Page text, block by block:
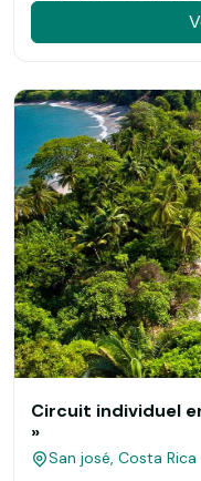
Circuit individuel
»
San josé, Costa Rica